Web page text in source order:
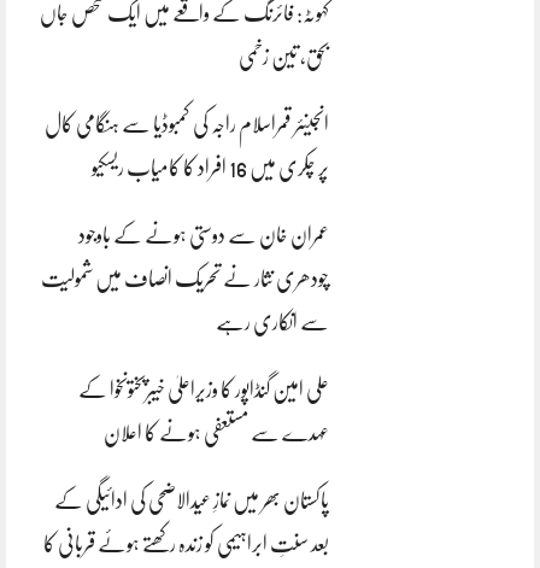
کہوٹہ: فائرنگ کے واقعے میں ایک شخص جاں
بحق، تین زخمی
انجینئر قمراسلام راجہ کی کمبوڈیا سے ہنگامی کال
پر چکری میں 16 افراد کا کامیاب ریسکیو
عمران خان سے دوستی ہونے کے باوجود
چودھری نثار نے تحریک انصاف میں شمولیت
سے انکاری رہے
علی امین گنڈاپور کا وزیراعلیٰ خیبرپختونخوا کے
عہدے سے مستعفی ہونے کا اعلان
پاکستان بھر میں نمازِ عیدالاضحی کی ادائیگی کے
بعد سنتِ ابراہیمی کو زندہ رکھتے ہوئے قربانی کا